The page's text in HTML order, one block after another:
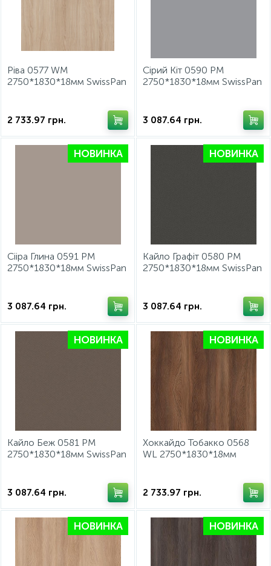
Ріва 0577 WM
2750*1830*18мм SwissPan
2 733.97 грн.
Сірий Кіт 0590 PM
2750*1830*18мм SwissPan
3 087.64 грн.
НОВИНКА
Сііра Глина 0591 PM
2750*1830*18мм SwissPan
3 087.64 грн.
НОВИНКА
Кайло Графіт 0580 PM
2750*1830*18мм SwissPan
3 087.64 грн.
НОВИНКА
Кайло Беж 0581 PM
2750*1830*18мм SwissPan
3 087.64 грн.
НОВИНКА
Хоккайдо Тобакко 0568
WL 2750*1830*18мм
2 733.97 грн.
НОВИНКА НОВИНКА